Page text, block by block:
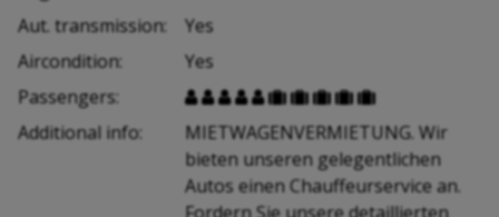
Aut. transmission:
Yes
Aircondition:
Yes
Passengers:
        
Additional info:
MIETWAGENVERMIETUNG. Wir
bieten unseren gelegentlichen
Autos einen Chauffeurservice an.